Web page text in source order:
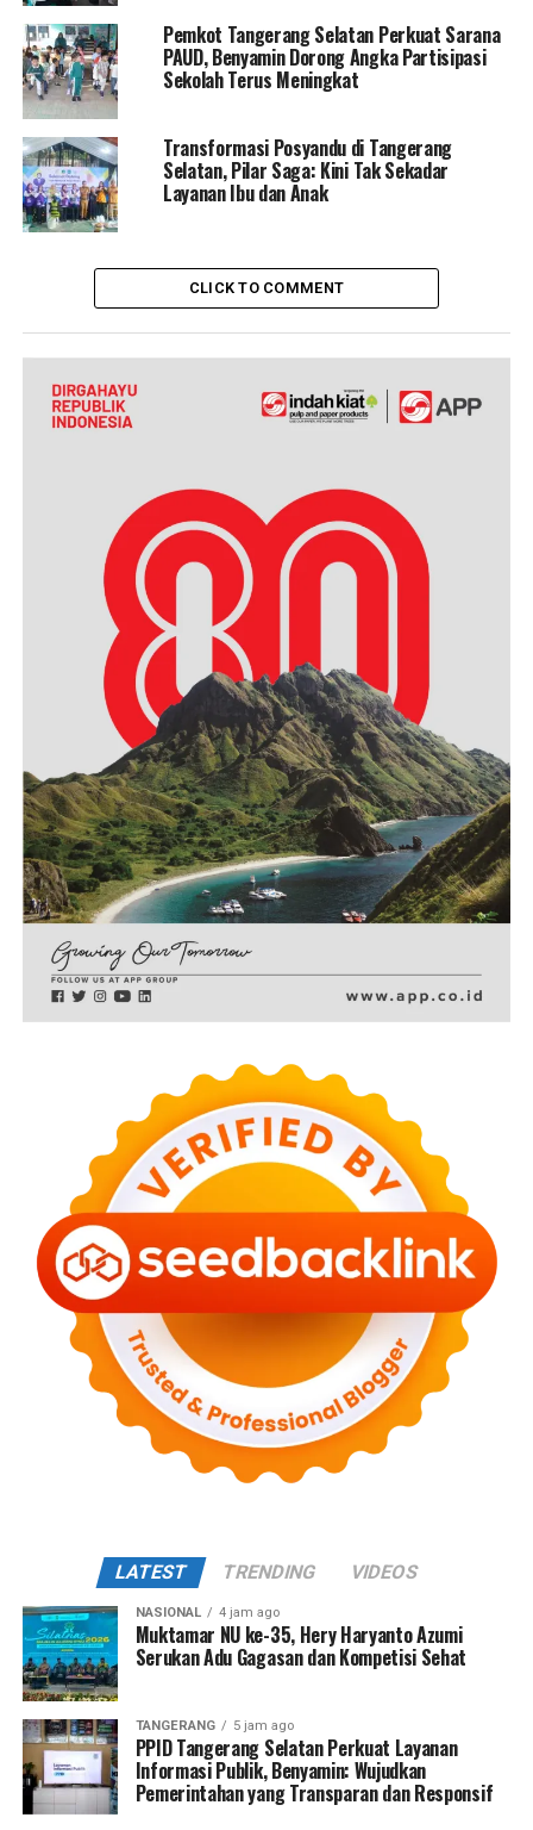
Pemkot Tangerang Selatan Perkuat Sarana
PAUD, Benyamin Dorong Angka Partisipasi
Sekolah Terus Meningkat
Transformasi Posyandu di Tangerang
Selatan, Pilar Saga: Kini Tak Sekadar
Layanan Ibu dan Anak
CLICK TO COMMENT
LATEST TRENDING VIDEOS
NASIONAL 4 jam ago
Muktamar NU ke-35, Hery Haryanto Azumi
Serukan Adu Gagasan dan Kompetisi Sehat
TANGERANG 5 jam ago
PPID Tangerang Selatan Perkuat Layanan
Informasi Publik, Benyamin: Wujudkan
Pemerintahan yang Transparan dan Responsif